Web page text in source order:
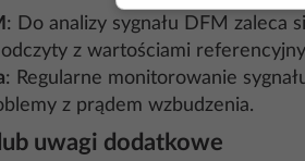
: Do analizy sygnału DFM zaleca
z wartościami
: Regularne monitorowanie
z prądem wzbudzenia.
uwagi dodatkowe